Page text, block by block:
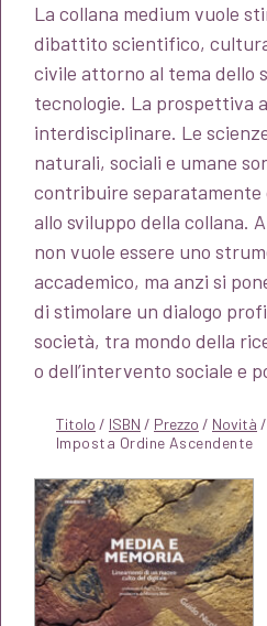
La collana medium vuole
dibattito scientifico,
civile attorno al tema dello
tecnologie. La prospettiva
interdisciplinare. Le
naturali, sociali e umane
contribuire separatamente
allo sviluppo della collana.
non vuole essere uno
accademico, ma anzi si
di stimolare un dialogo
società, tra mondo della
o dell’intervento sociale e
Titolo / ISBN / Prezzo / Novità /